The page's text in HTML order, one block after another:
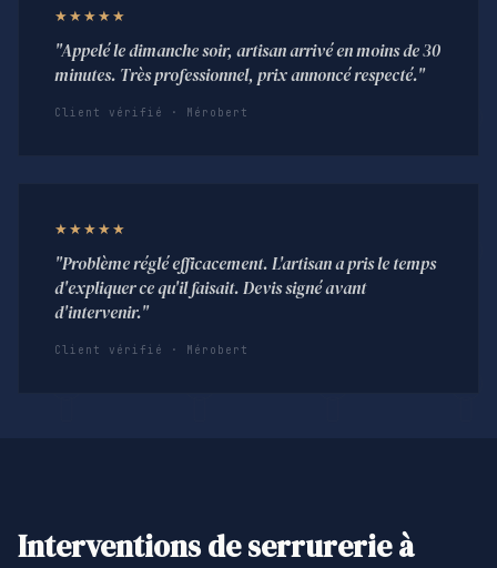
★★★★★
"Appelé le dimanche soir, artisan arrivé en moins de 30
minutes. Très professionnel, prix annoncé respecté."
Client vérifié · Mérobert
★★★★★
"Problème réglé efficacement. L'artisan a pris le temps
d'expliquer ce qu'il faisait. Devis signé avant
d'intervenir."
Client vérifié · Mérobert
Interventions de serrurerie à